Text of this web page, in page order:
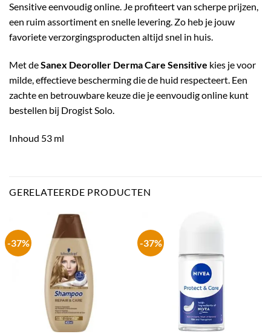
Sensitive eenvoudig online. Je profiteert van scherpe prijzen,
een ruim assortiment en snelle levering. Zo heb je jouw
favoriete verzorgingsproducten altijd snel in huis.
Met deSanex Deoroller Derma Care Sensitive kies je voor
milde, effectieve bescherming die de huid respecteert. Een
zachte en betrouwbare keuze die je eenvoudig online kunt
bestellen bij Drogist Solo.
Inhoud 53 ml
GERELATEERDE PRODUCTEN
-37% -37%